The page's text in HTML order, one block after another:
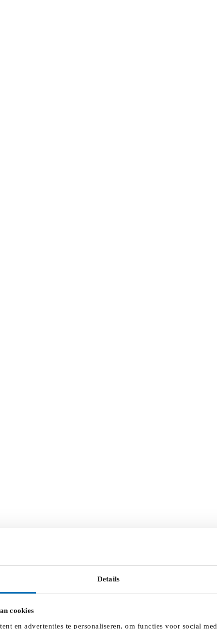
Details
cookies
en advertenties te personaliseren, om functies voor social